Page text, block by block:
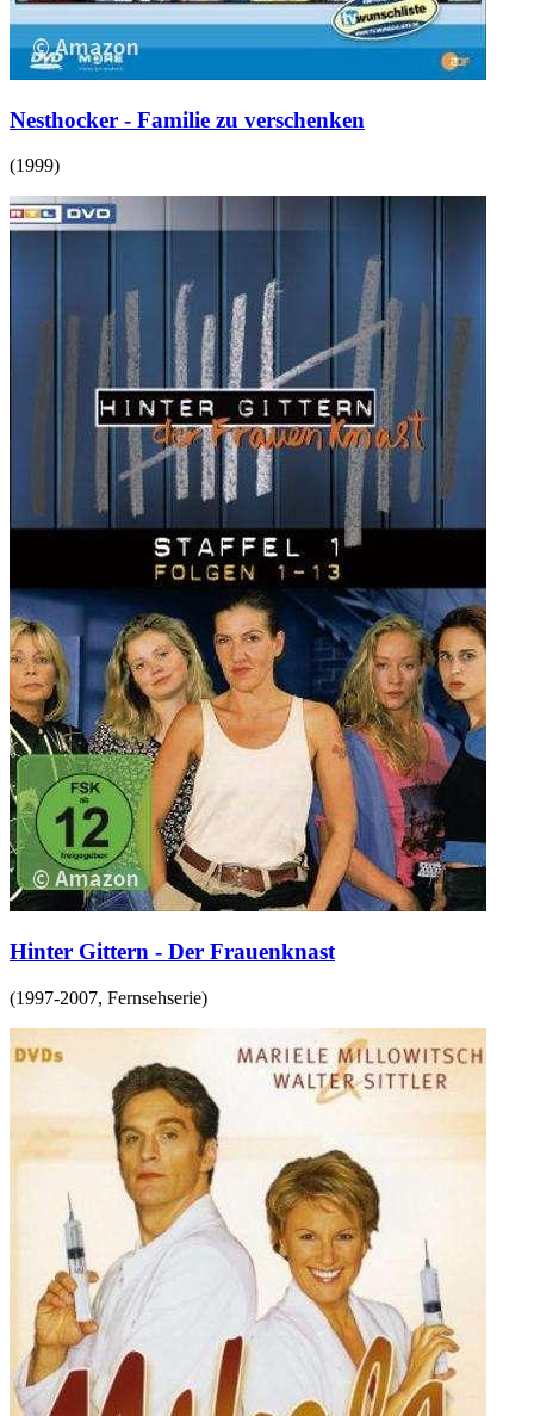
Nesthocker - Familie zu verschenken
(1999)
Hinter Gittern - Der Frauenknast
(1997-2007, Fernsehserie)